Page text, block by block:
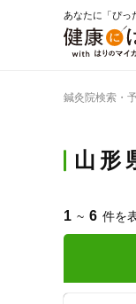
あなたに「ぴっ
鍼灸院検索・
山形
1 ~ 6 件を